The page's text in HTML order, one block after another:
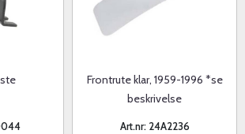
Frontrute klar, 1959-1996 *se
beskrivelse
Art.nr: 24A2236